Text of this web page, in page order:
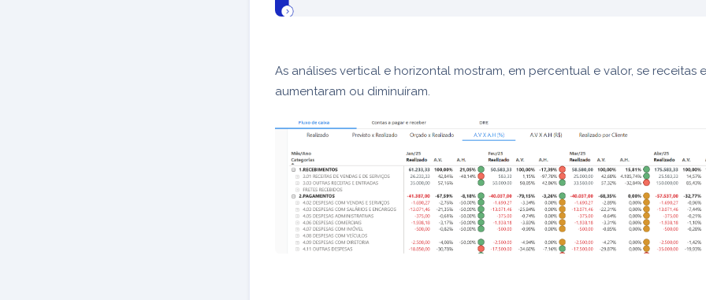
As análises vertical e horizontal mostram, em percentual e valor, se receitas
aumentaram ou diminuíram.